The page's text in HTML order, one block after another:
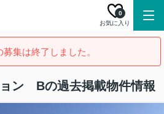
お気に入り
0
募集は終了しました。
ン Bの過去掲載物件情報